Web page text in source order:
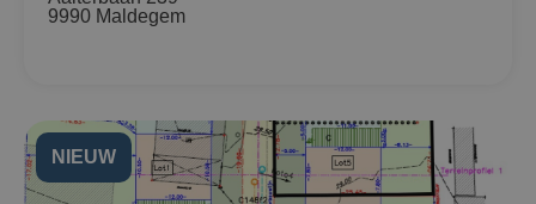
9990 Maldegem
NIEUW